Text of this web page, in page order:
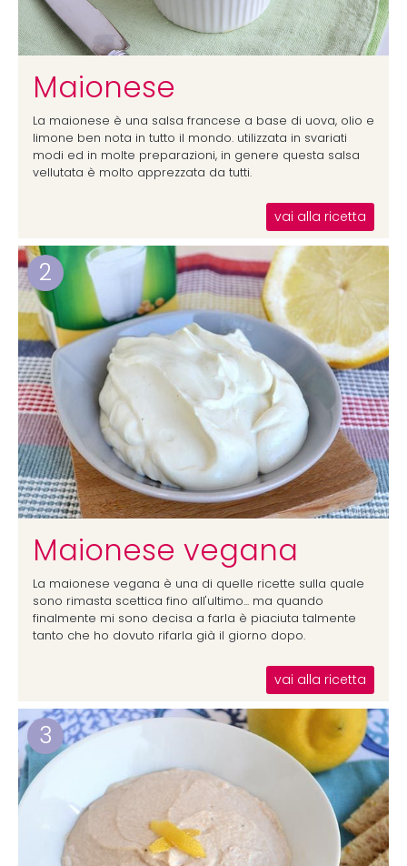
Maionese
La maionese è una salsa francese a base di uova, olio e
limone ben nota in tutto il mondo. utilizzata in svariati
modi ed in molte preparazioni, in genere questa salsa
vellutata è molto apprezzata da tutti.
vai alla ricetta
2
Maionese vegana
La maionese vegana è una di quelle ricette sulla quale
sono rimasta scettica fino all'ultimo... ma quando
finalmente mi sono decisa a farla è piaciuta talmente
tanto che ho dovuto rifarla già il giorno dopo.
vai alla ricetta
3